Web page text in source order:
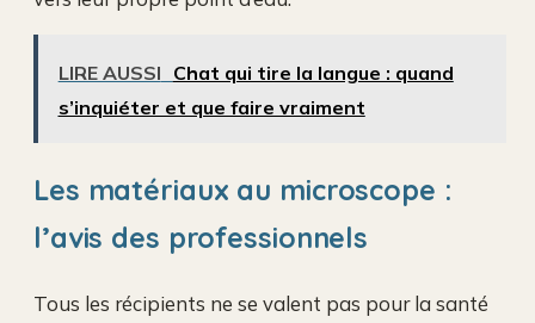
LIRE AUSSI Chat qui tire la langue : quand
s’inquiéter et que faire vraiment
Les matériaux au microscope :
l’avis des professionnels
Tous les récipients ne se valent pas pour la santé